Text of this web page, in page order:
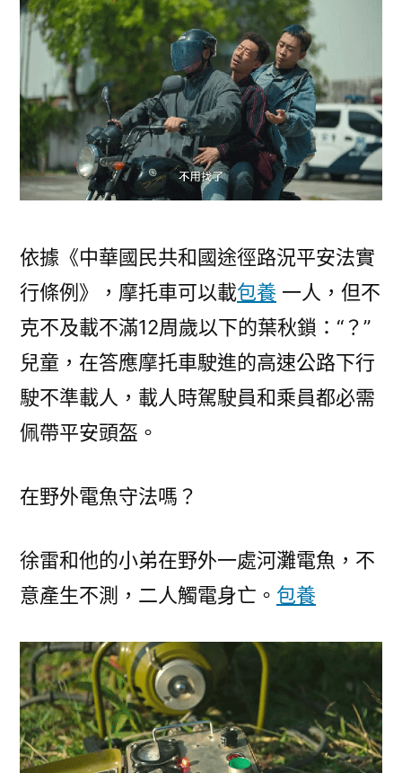
依據《中華國民共和國途徑路況平安法實
行條例》，摩托車可以載包養 一人，但不
克不及載不滿12周歲以下的葉秋鎖：“？”
兒童，在答應摩托車駛進的高速公路下行
駛不準載人，載人時駕駛員和乘員都必需
佩帶平安頭盔。
在野外電魚守法嗎？
徐雷和他的小弟在野外一處河灘電魚，不
意產生不測，二人觸電身亡。 包養